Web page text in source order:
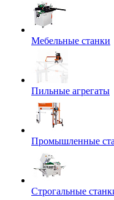
Мебельные станки
Пильные агрегаты
Промышленные
Строгальные